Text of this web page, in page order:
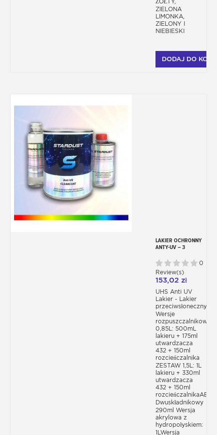
ZIELONA
LIMONKA,
ZIELONY I
NIEBIESKI
DODAJ DO
LAKIER OCHRONNY
ANTY-UV – 3
PROMIENIOWANIU 0
Review(s)
153,02 zł
UHS Anti UV
Lakier - Lakier
przeciwsłoneczny
Wersje
0,85L: 500mL
lakieru + 175ml
utwardzacza
432 + 150ml
rozcieńczalnika
ZESTAW 1,5L: 1L
lakieru + 330ml
utwardzacza
432 + 150ml
Dwuskładnikowy
290ml Wersja
akrylowa z
hydropołyskiem:
1LWersja